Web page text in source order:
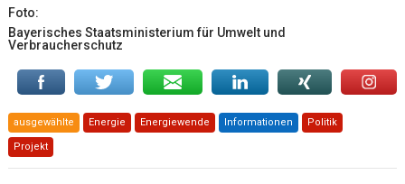
Foto:
Bayerisches Staatsministerium für Umwelt und
Verbraucherschutz
ausgewählte Energie Energiewende Informationen Politik
Projekt